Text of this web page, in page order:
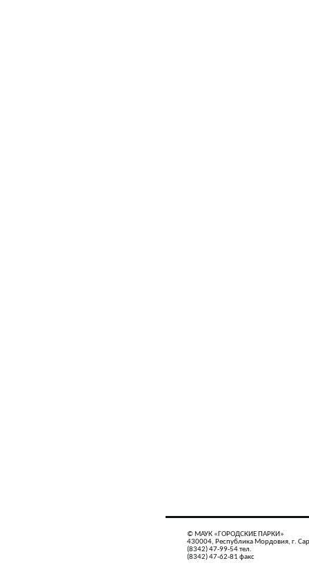
© МАУК «ГОРОДСКИЕ ПАРКИ»
430004, Республика Мордовия, г.
(8342) 47-99-54 тел.
(8342) 47-62-81 факс